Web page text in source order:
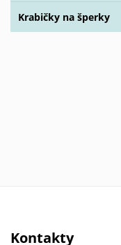
Krabičky na šperky
Kontakty